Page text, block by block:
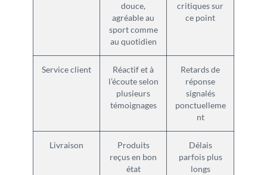
douce,
agréable au
sport comme
au quotidien
critiques sur
ce point
Service client
Réactif et à
l’écoute selon
plusieurs
témoignages
Retards de
réponse
signalés
ponctuelleme
nt
Livraison
Produits
reçus en bon
état
Délais
parfois plus
longs